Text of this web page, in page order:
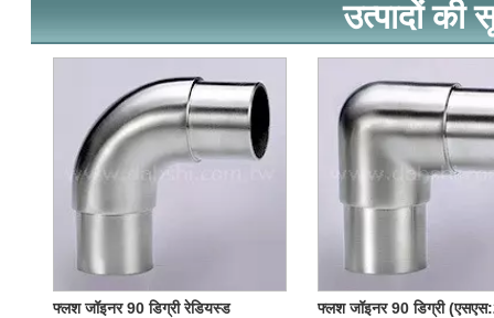
उत्पादों की
फ्लश जॉइनर 90 डिग्री रेडियस्ड
फ्लश जॉइनर 90 डिग्री